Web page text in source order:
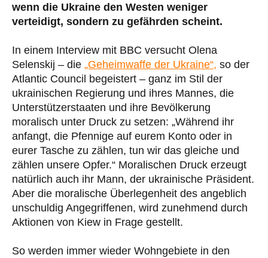
wenn die Ukraine den Westen weniger
verteidigt, sondern zu gefährden scheint.
In einem Interview mit BBC versucht Olena
Selenskij – die „Geheimwaffe der Ukraine“, so der
Atlantic Council begeistert – ganz im Stil der
ukrainischen Regierung und ihres Mannes, die
Unterstützerstaaten und ihre Bevölkerung
moralisch unter Druck zu setzen: „Während ihr
anfangt, die Pfennige auf eurem Konto oder in
eurer Tasche zu zählen, tun wir das gleiche und
zählen unsere Opfer.“ Moralischen Druck erzeugt
natürlich auch ihr Mann, der ukrainische Präsident.
Aber die moralische Überlegenheit des angeblich
unschuldig Angegriffenen, wird zunehmend durch
Aktionen von Kiew in Frage gestellt.
So werden immer wieder Wohngebiete in den